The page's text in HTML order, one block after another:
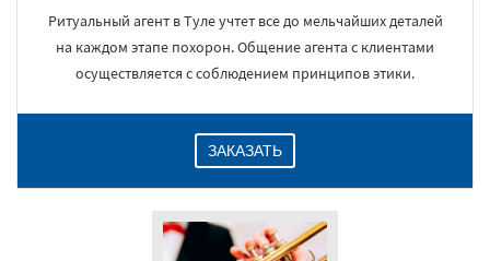
Ритуальный агент в Туле учтет все до мельчайших деталей
на каждом этапе похорон. Общение агента с клиентами
осуществляется с соблюдением принципов этики.
ЗАКАЗАТЬ